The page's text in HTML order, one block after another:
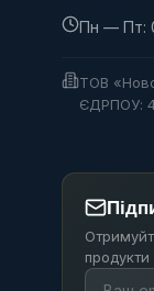
Пн — Пт:
ТОВ
ЄДРПОУ:
продукти